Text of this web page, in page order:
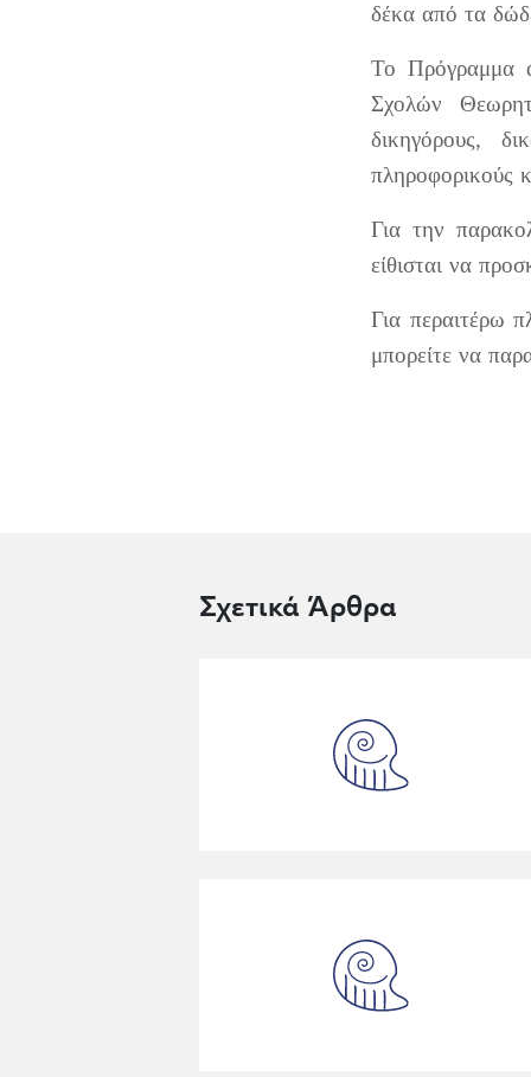
δέκα από τα
Το Πρόγραμμα
Σχολών
δικηγόρους,
πληροφορικούς
Για την
είθισται να
Για περαιτέρω
μπορείτε να
Σχετικά Άρθρα